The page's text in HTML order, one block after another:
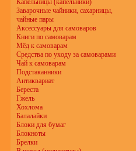
Капельницы (капельники)
Заварочные чайники, сахарницы,
чайные пары
Аксессуары для самоваров
Книги по самоварам
Мёд к самоварам
Средства по уходу за самоварами
Чай к самоварам
Подстаканники
Антиквариат
Береста
Гжель
Хохлома
Балалайки
Блоки для бумаг
Блокноты
Брелки